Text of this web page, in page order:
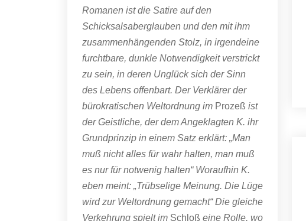
Romanen ist die Satire auf den
Schicksalsaberglauben und den mit ihm
zusammenhängenden Stolz, in irgendeine
furchtbare, dunkle Notwendigkeit verstrickt
zu sein, in deren Unglück sich der Sinn
des Lebens offenbart. Der Verklärer der
bürokratischen Weltordnung im Prozeß ist
der Geistliche, der dem Angeklagten K. ihr
Grundprinzip in einem Satz erklärt: „Man
muß nicht alles für wahr halten, man muß
es nur für notwenig halten“ Woraufhin K.
eben meint: „Trübselige Meinung. Die Lüge
wird zur Weltordnung gemacht“ Die gleiche
Verkehrung spielt im Schloß eine Rolle, wo